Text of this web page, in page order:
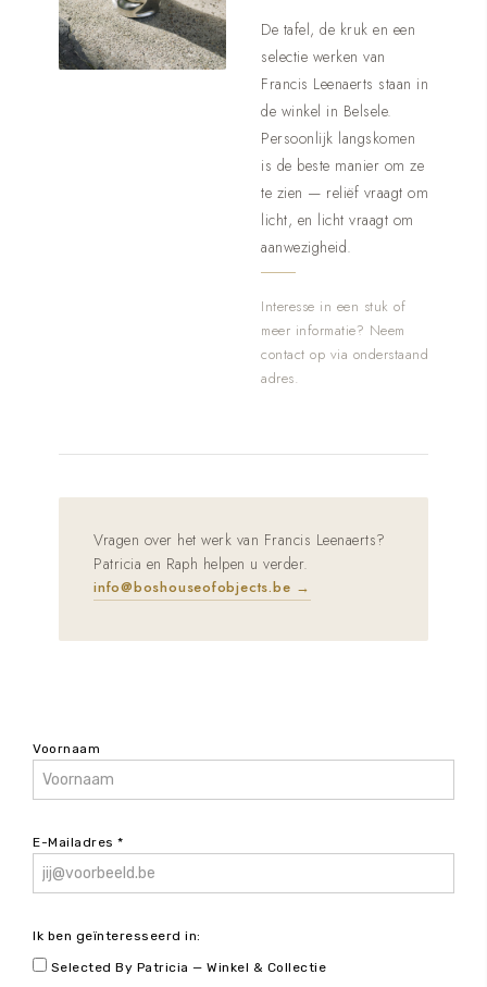
De tafel, de kruk en een
selectie werken van
Francis Leenaerts staan in
de winkel in Belsele.
Persoonlijk langskomen
is de beste manier om ze
te zien — reliëf vraagt om
licht, en licht vraagt om
aanwezigheid.
Interesse in een stuk of
meer informatie? Neem
contact op via onderstaand
adres.
Vragen over het werk van Francis Leenaerts?
Patricia en Raph helpen u verder.
info@boshouseofobjects.be →
Voornaam
E-Mailadres *
Ik ben geïnteresseerd in:
Selected By Patricia — Winkel & Collectie